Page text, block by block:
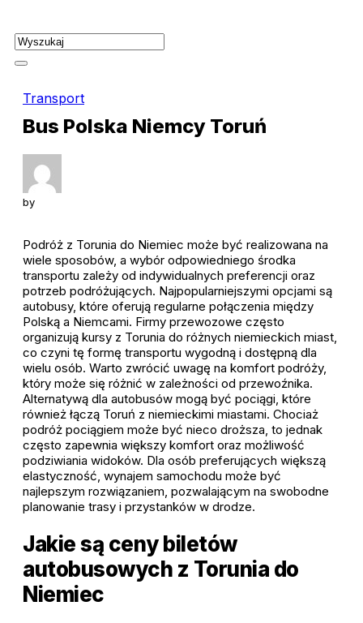
to
content
Transport
Bus Polska Niemcy Toruń
by
Podróż z Torunia do Niemiec może być realizowana na
wiele sposobów, a wybór odpowiedniego środka
transportu zależy od indywidualnych preferencji oraz
potrzeb podróżujących. Najpopularniejszymi opcjami są
autobusy, które oferują regularne połączenia między
Polską a Niemcami. Firmy przewozowe często
organizują kursy z Torunia do różnych niemieckich miast,
co czyni tę formę transportu wygodną i dostępną dla
wielu osób. Warto zwrócić uwagę na komfort podróży,
który może się różnić w zależności od przewoźnika.
Alternatywą dla autobusów mogą być pociągi, które
również łączą Toruń z niemieckimi miastami. Chociaż
podróż pociągiem może być nieco droższa, to jednak
często zapewnia większy komfort oraz możliwość
podziwiania widoków. Dla osób preferujących większą
elastyczność, wynajem samochodu może być
najlepszym rozwiązaniem, pozwalającym na swobodne
planowanie trasy i przystanków w drodze.
Jakie są ceny biletów
autobusowych z Torunia do
Niemiec